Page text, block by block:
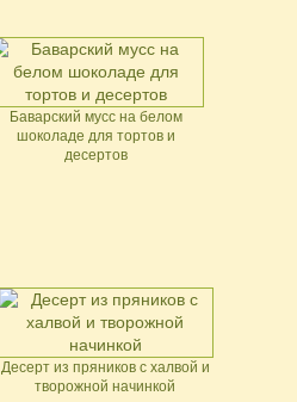
Баварский мусс на белом
шоколаде для тортов и
десертов
Десерт из пряников с халвой и
творожной начинкой